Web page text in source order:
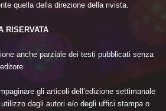
quella della direzione della rivista.
RISERVATA
anche parziale dei testi pubblicati senza
gli articoli dell’edizione settimanale
dagli autori e/o degli uffici stampa o